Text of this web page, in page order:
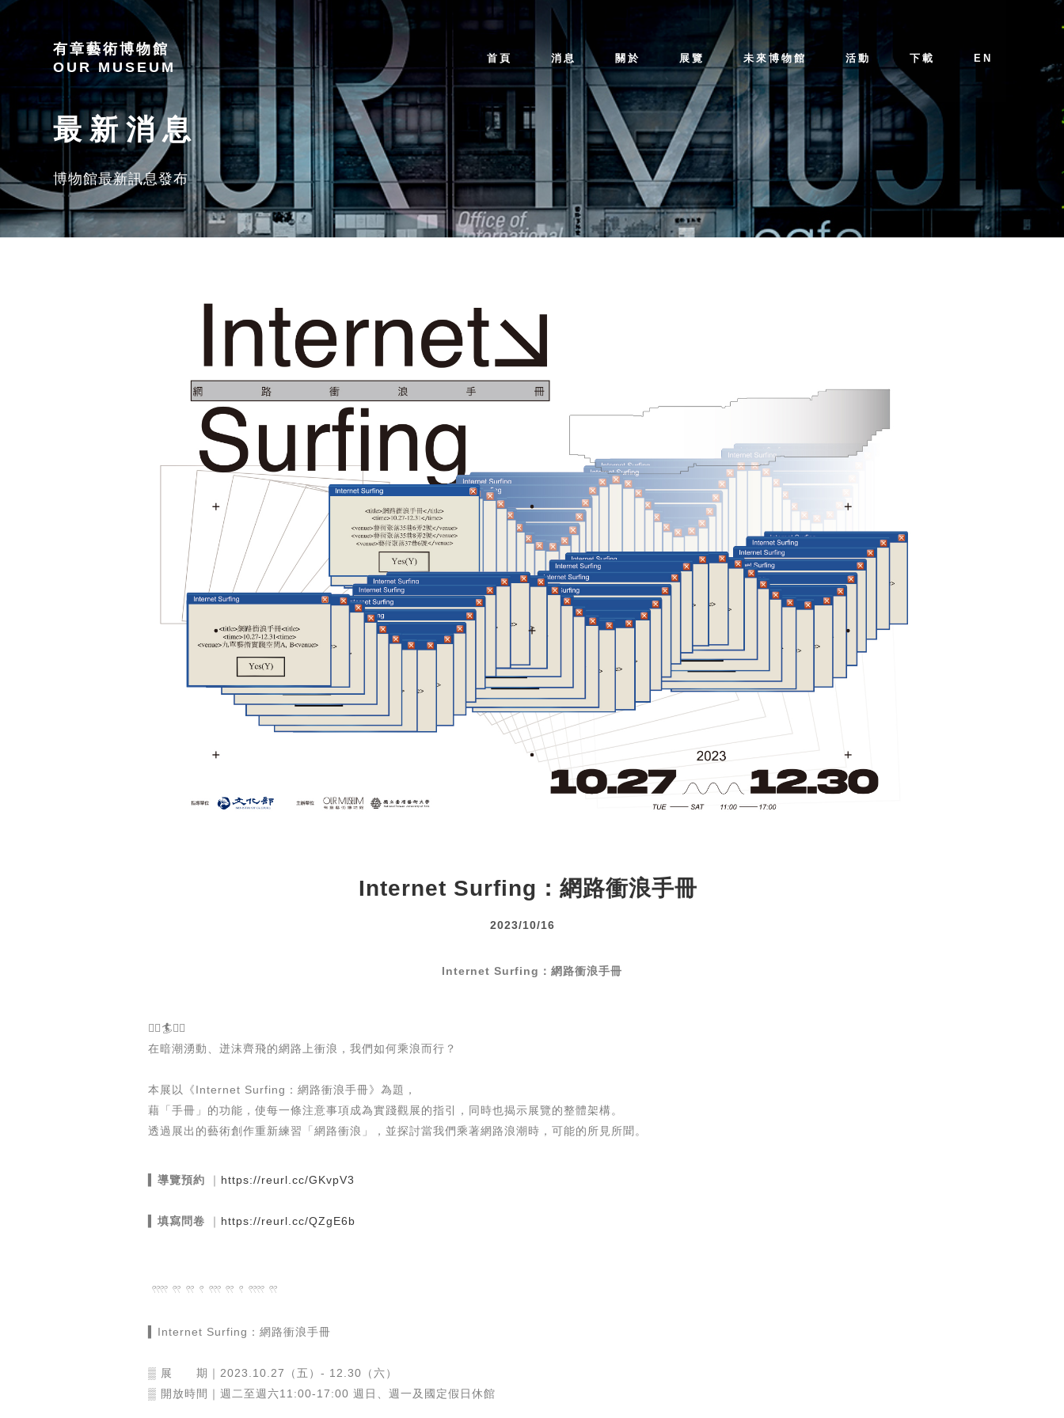
有章藝術博物館
OUR MUSEUM
首頁 消息 關於 展覽 未來博物館 活動 下載 EN
最新消息
博物館最新訊息發布
Internet Surfing：網路衝浪手冊
2023/10/16
Internet Surfing：網路衝浪手冊
🏄‍♂️🏄🏄‍♀️
在暗潮湧動、迸沫齊飛的網路上衝浪，我們如何乘浪而行？
本展以《Internet Surfing：網路衝浪手冊》為題，
藉「手冊」的功能，使每一條注意事項成為實踐觀展的指引，同時也揭示展覽的整體架構。
透過展出的藝術創作重新練習「網路衝浪」，並探討當我們乘著網路浪潮時，可能的所見所聞。
導覽預約 ｜ https://reurl.cc/GKvpV3
填寫問卷 ｜ https://reurl.cc/QZgE6b
𓍥 𓍣 𓍣 𓍢 𓍤 𓍣 𓍢 𓍥 𓍣
▍Internet Surfing：網路衝浪手冊
▒ 展 期｜2023.10.27（五）- 12.30（六）
▒ 開放時間｜週二至週六11:00-17:00 週日、週一及國定假日休館